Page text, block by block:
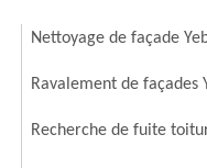
Nettoyage de façade
Ravalement de façades
Recherche de fuite